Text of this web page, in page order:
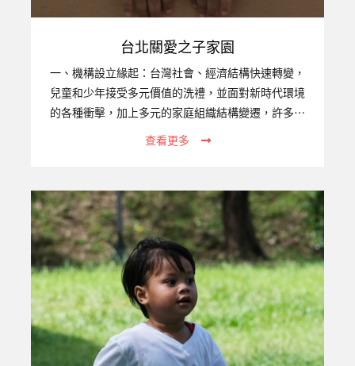
台北關愛之子家園
一、機構設立緣起：台灣社會、經濟結構快速轉變，
兒童和少年接受多元價值的洗禮，並面對新時代環境
的各種衝擊，加上多元的家庭組織結構變遷，許多家
庭原本的功能銳減，不但無法承擔保護、教養子女之
以擔負育兒照顧的家庭功能已漸顯不足，再加上台灣
近年失業率、自殺率偏高，除了對家庭內之兒童少年
造成很大影響外，也衍生出許多破碎、失去功能的家
庭和失親無依的兒童，以及因毒癮而感染愛滋，甚至
禍及下一代的高風險家庭，社團法人台灣關愛之家協
會高雄婦幼部，94年便開始照顧遭受困境的婦女、兒
童，2011年11月成立的『…
查看更多